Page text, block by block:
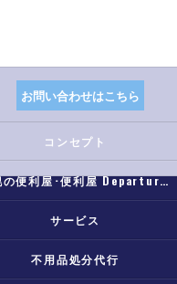
お問い合わせはこちら
コンセプト
札幌の便利屋･便利屋 Departureの評判
サービス
不用品処分代行